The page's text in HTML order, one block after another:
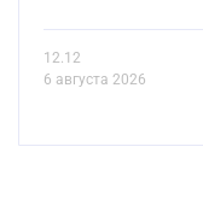
12.12
6 августа 2026